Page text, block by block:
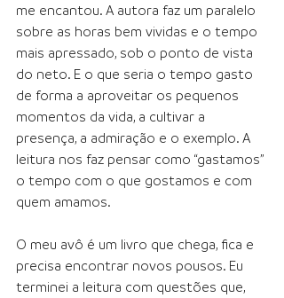
me encantou. A autora faz um paralelo
sobre as horas bem vividas e o tempo
mais apressado, sob o ponto de vista
do neto. E o que seria o tempo gasto
de forma a aproveitar os pequenos
momentos da vida, a cultivar a
presença, a admiração e o exemplo. A
leitura nos faz pensar como “gastamos”
o tempo com o que gostamos e com
quem amamos.
O meu avô é um livro que chega, fica e
precisa encontrar novos pousos. Eu
terminei a leitura com questões que,